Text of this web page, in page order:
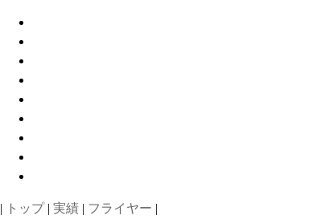
| トップ| 実績 | フライヤー |